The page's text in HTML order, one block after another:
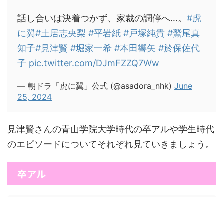
話し合いは決着つかず、家裁の調停へ…。 #虎
に翼#土居志央梨 #平岩紙 #戸塚純貴 #鷲尾真
知子#見津賢 #堀家一希 #本田響矢 #於保佐代
子 pic.twitter.com/DJmFZZQ7Ww
— 朝ドラ「虎に翼」公式 (@asadora_nhk) June
25, 2024
見津賢さんの青山学院大学時代の卒アルや学生時代
のエピソードについてそれぞれ見ていきましょう。
卒アル